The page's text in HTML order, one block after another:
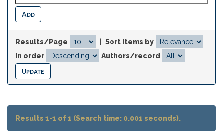
Results/Page
Sort items by
In order
Authors/record
Results 1-1 of 1 (Search time: 0.001 seconds).